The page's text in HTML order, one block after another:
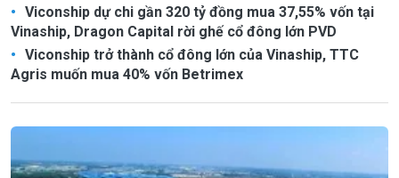
Viconship dự chi gần 320 tỷ đồng mua 37,55% vốn tại
Vinaship, Dragon Capital rời ghế cổ đông lớn PVD
Viconship trở thành cổ đông lớn của Vinaship, TTC
Agris muốn mua 40% vốn Betrimex